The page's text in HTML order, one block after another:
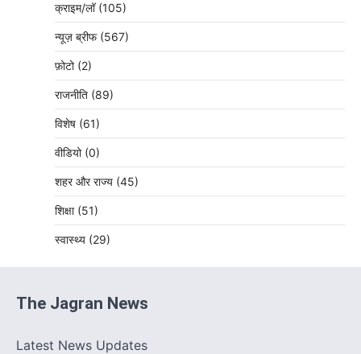
क्राइम/लॉ (105)
न्यूज़ ब्रीफ (567)
फ़ोटो (2)
राजनीति (89)
विशेष (61)
वीडियो (0)
शहर और राज्य (45)
शिक्षा (51)
स्वास्थ्य (29)
The Jagran News
Latest News Updates